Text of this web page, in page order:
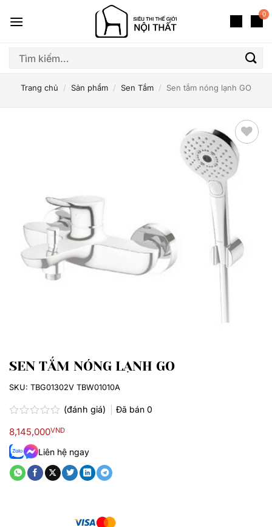
qua
dung
0
Tìm
Trang chủ / Sản phẩm / Sen Tắm / Sen tắm nóng lạnh GO
Thêm
yêu
thích
SEN TẮM NÓNG LẠNH GO
xếp
hạng
0.0
5
sao
(đánh giá) Đã bán 0
8,145,000VND
Liên hệ ngay
SKU: TBG01302V TBW01010A